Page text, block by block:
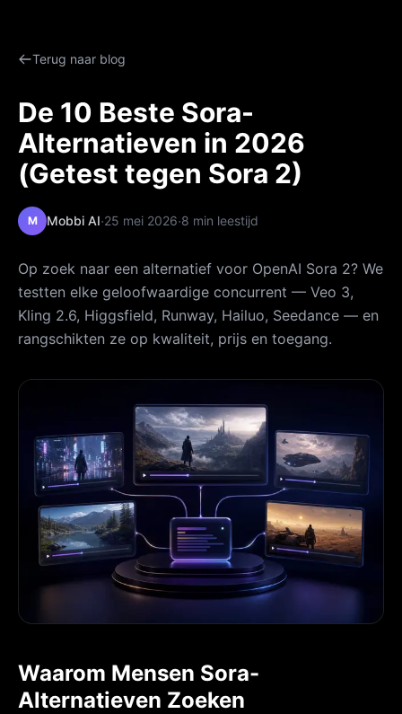
Terug naar blog
De 10 Beste Sora-
Alternatieven in 2026
(Getest tegen Sora 2)
M Mobbi AI·25 mei 2026·8 min leestijd
Op zoek naar een alternatief voor OpenAI Sora 2? We
testten elke geloofwaardige concurrent — Veo 3,
Kling 2.6, Higgsfield, Runway, Hailuo, Seedance — en
rangschikten ze op kwaliteit, prijs en toegang.
Waarom Mensen Sora-
Alternatieven Zoeken